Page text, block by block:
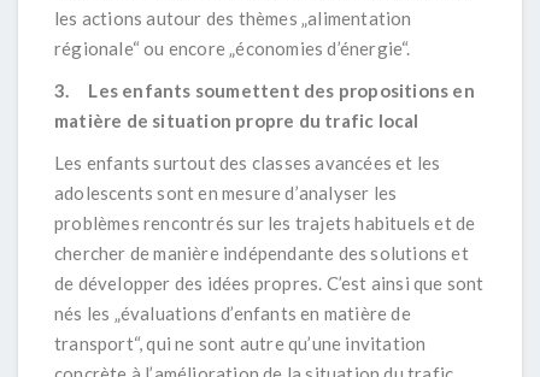
les actions autour des thèmes „alimentation
régionale“ ou encore „économies d’énergie“.
3. Les enfants soumettent des propositions en
matière de situation propre du trafic local
Les enfants surtout des classes avancées et les
adolescents sont en mesure d’analyser les
problèmes rencontrés sur les trajets habituels et de
chercher de manière indépendante des solutions et
de développer des idées propres. C’est ainsi que sont
nés les „évaluations d’enfants en matière de
transport“, qui ne sont autre qu’une invitation